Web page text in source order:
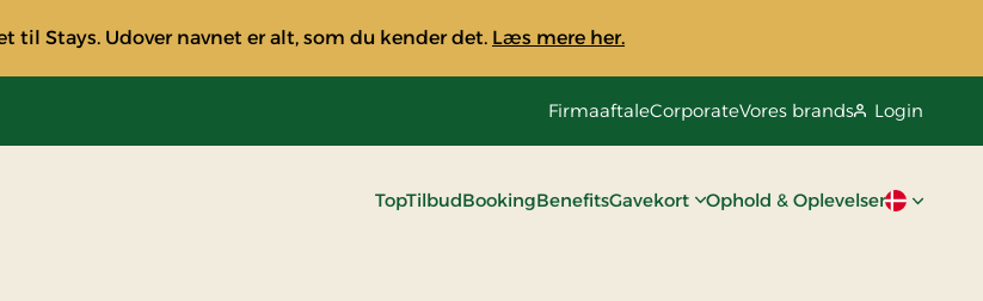
til Stays. Udover navnet er alt, som du kender det. Læs mere her.
FirmaaftaleCorporateVores brands Login
TopTilbudBookingBenefitsGavekort Ophold & OplevelserAktivt